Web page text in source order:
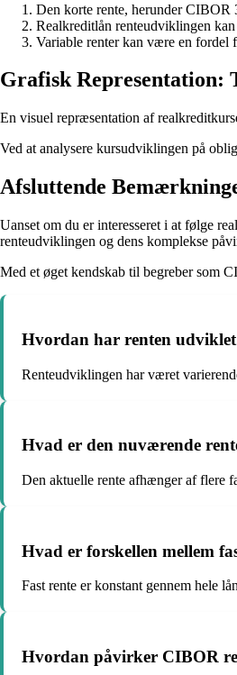
Den korte rente, herunder
Realkreditlån renteudviklingen
Variable renter kan være en fordel
Grafisk
En visuel repræsentation af
Ved at analysere kursudviklingen på
Afsluttende
Uanset om du er interesseret i at følge
renteudviklingen og dens komplekse
Med et øget kendskab til begreber som
Hvordan har renten udviklet
Renteudviklingen har været
Hvad er den nuværende
Den aktuelle rente afhænger af flere
Hvad er forskellen mellem
Fast rente er konstant gennem hele
Hvordan påvirker CIBOR